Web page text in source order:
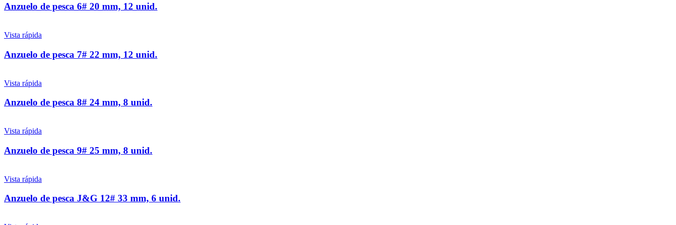
Anzuelo de pesca 6# 20 mm, 12 unid.
Vista rápida
Anzuelo de pesca 7# 22 mm, 12 unid.
Vista rápida
Anzuelo de pesca 8# 24 mm, 8 unid.
Vista rápida
Anzuelo de pesca 9# 25 mm, 8 unid.
Vista rápida
Anzuelo de pesca J&G 12# 33 mm, 6 unid.